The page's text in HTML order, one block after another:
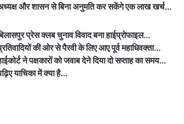
और शासन से बिना अनुमति कर सकेंगे एक लाख खर्च…
प्रेस क्लब चुनाव विवाद बना हाईप्रोफाइल…
की ओर से पैरवी के लिए आए पूर्व महाधिवक्ता…
ने पक्षकारों को जवाब देने दिया दो सप्ताह का समय…
याचिका में क्या है…